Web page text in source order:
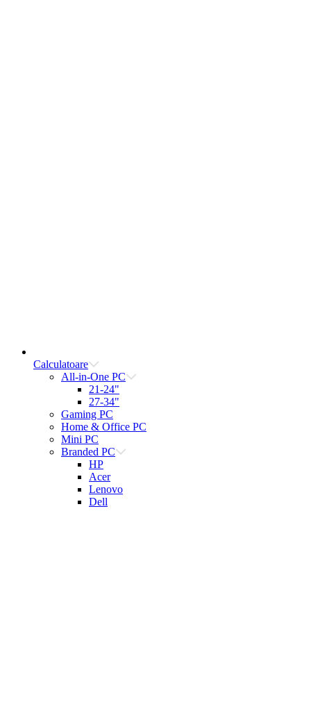
Calculatoare
All-in-One PC
21-24"
27-34"
Gaming PC
Home & Office PC
Mini PC
Branded PC
HP
Acer
Lenovo
Dell